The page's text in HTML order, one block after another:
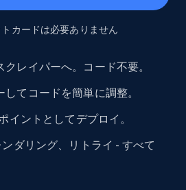
カードは必要ありません
レイパーへ。コード不要。
てコードを簡単に調整。
イントとしてデプロイ。
ダリング、リトライ - すべて